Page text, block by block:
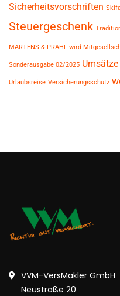
Sicherheitsvorschriften
Steuergeschenk
MARTENS & PRAHL wird
Sonderausgabe 02/2025 Umsätze
Urlaubsreise Versicherungsschutz
VVM-VersMakler GmbH
Neustraße 20